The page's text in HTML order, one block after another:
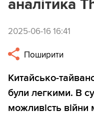
аналітика
2025-06-16 16:41
Поширити
Китайсько-
були легкими. В
можливість війни